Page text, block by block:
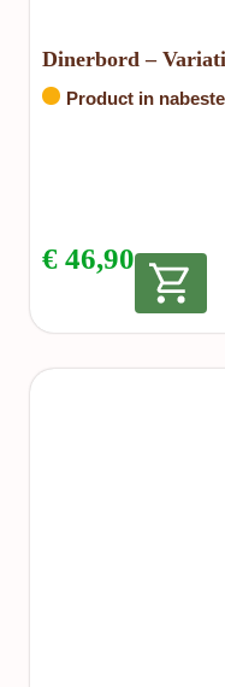
Dinerbord –
Product in
€ 46,90